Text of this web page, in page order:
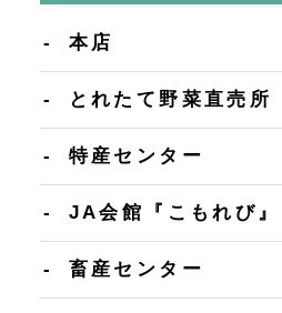
本店
とれたて野菜直売所
特産センター
JA会館『こもれび』
畜産センター